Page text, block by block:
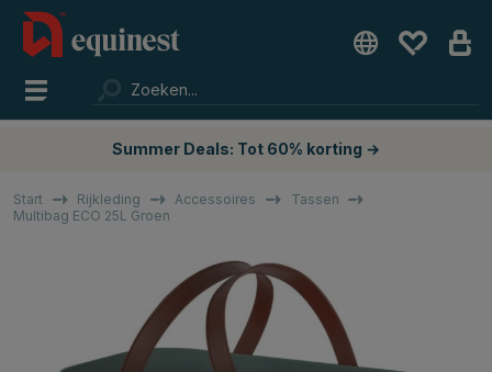
Summer Deals: Tot 60% korting →
Start Rijkleding Accessoires
Tassen
Multibag ECO 25L Groen